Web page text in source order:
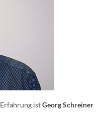
istGeorg Schreiner